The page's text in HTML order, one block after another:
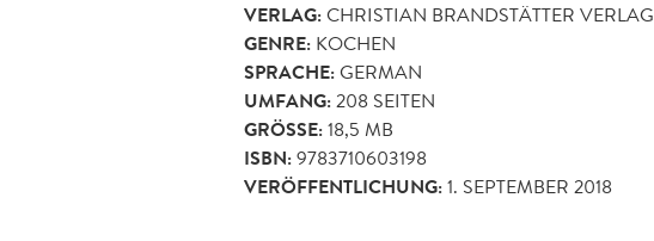
VERLAG:CHRISTIAN BRANDSTÄTTER VERLAG
GENRE: KOCHEN
SPRACHE:GERMAN
UMFANG:208 SEITEN
GRÖSSE: 18,5 MB
ISBN:9783710603198
VERÖFFENTLICHUNG:1. SEPTEMBER 2018